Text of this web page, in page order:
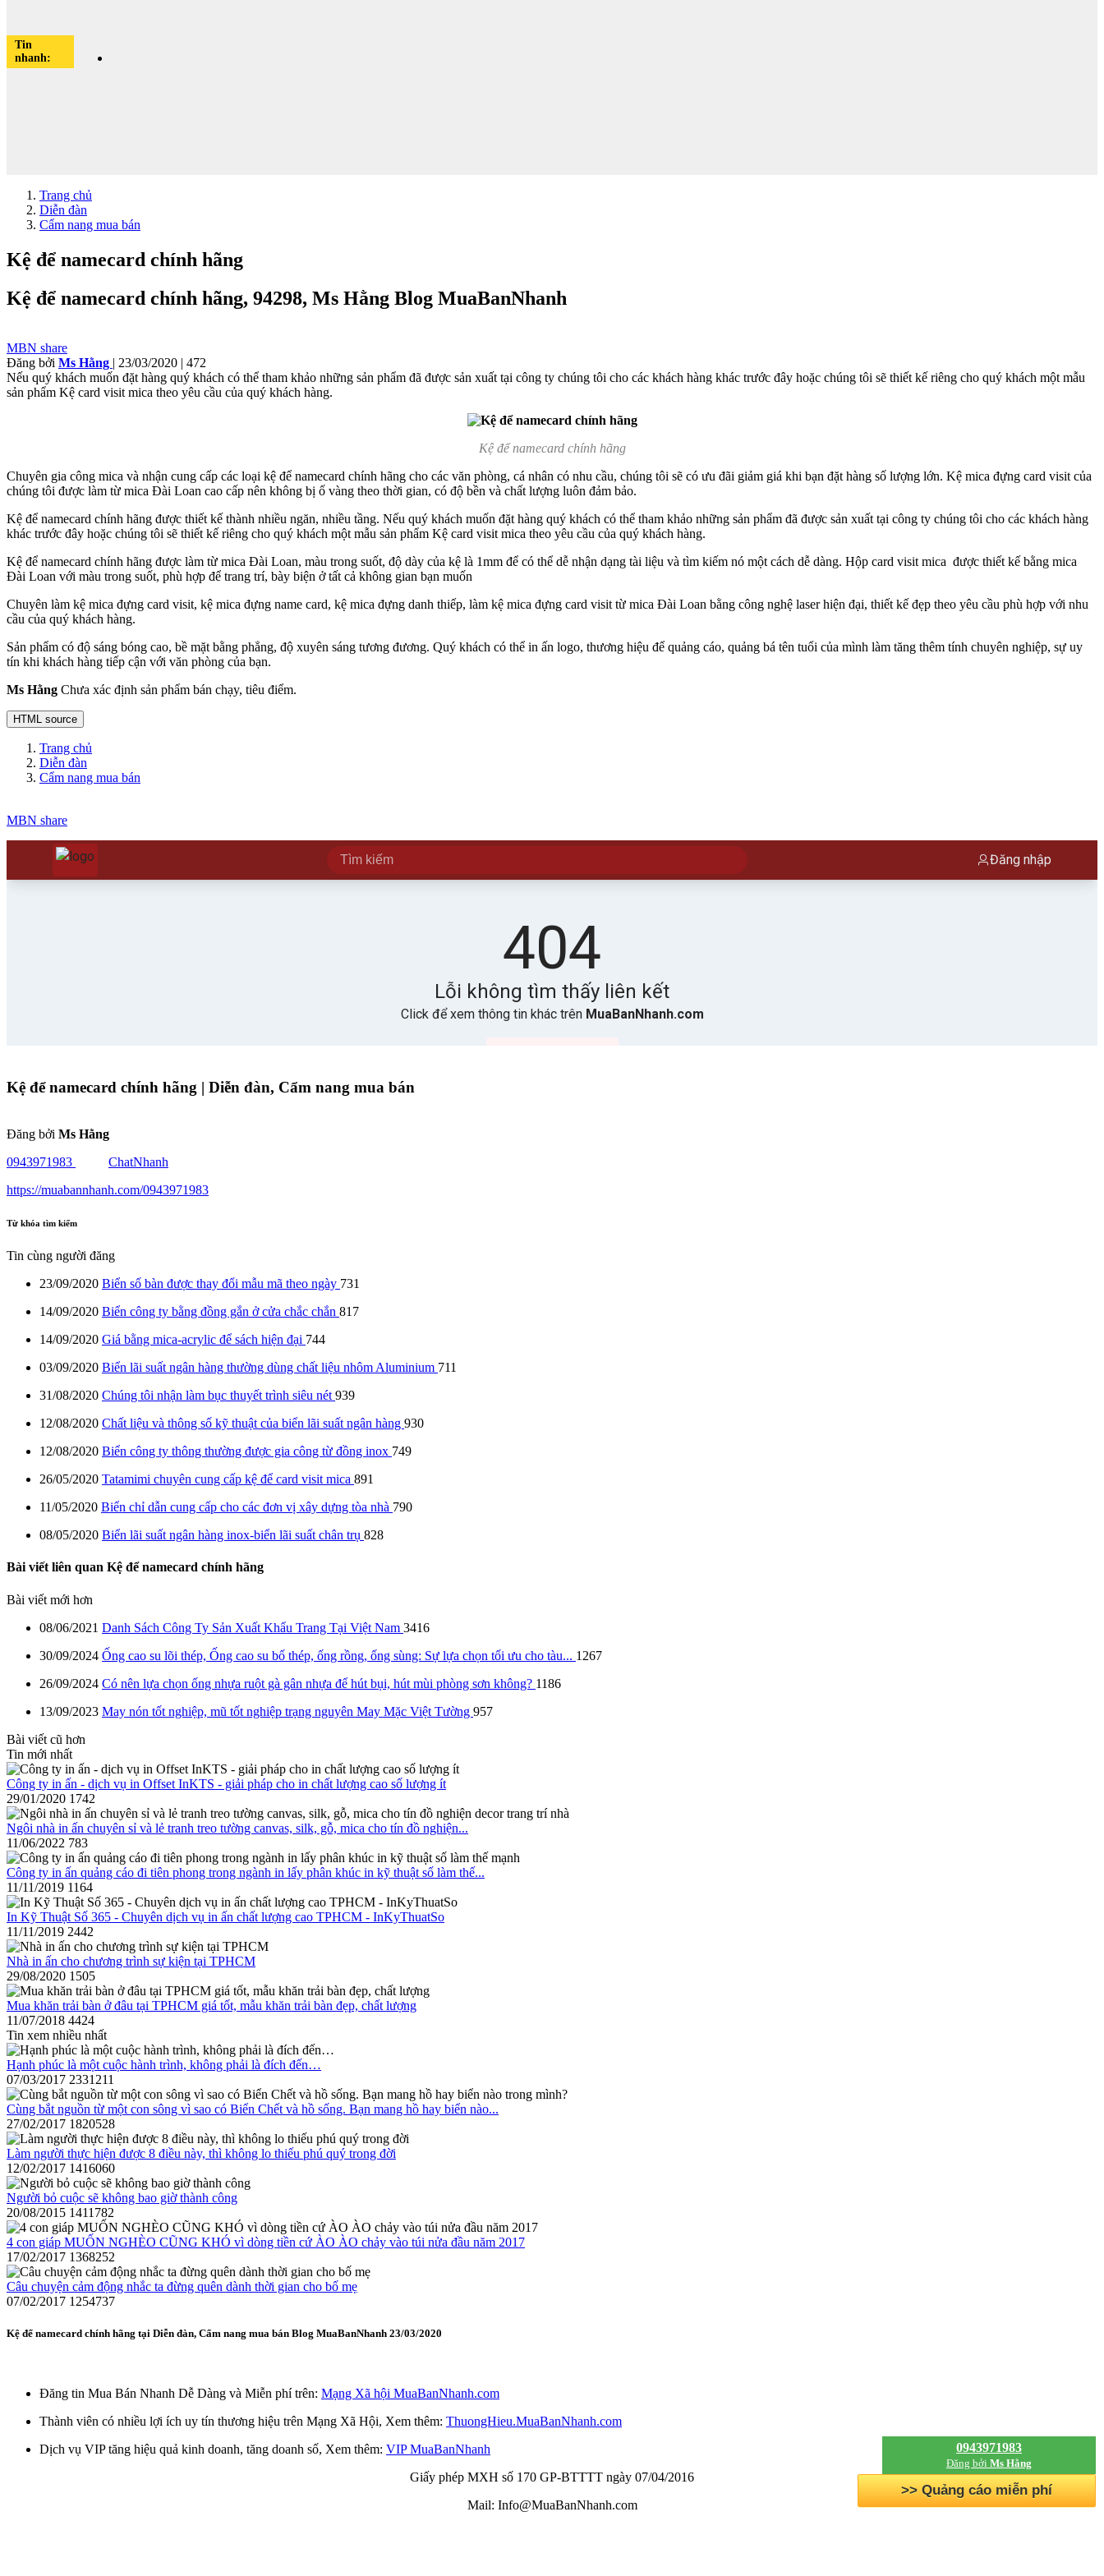
Tin
nhanh:
Trang chủ
Diễn đàn
Cẩm nang mua bán
Kệ để namecard chính hãng
Kệ để namecard chính hãng, 94298, Ms Hằng Blog MuaBanNhanh
MBN share
Đăng bởi Ms Hằng | 23/03/2020 | 472
Nếu quý khách muốn đặt hàng quý khách có thể tham khảo những sản phẩm đã được sản xuất tại công ty chúng tôi cho các khách hàng khác trước đây hoặc chúng tôi sẽ thiết kế riêng cho quý khách một mẫu
sản phẩm Kệ card visit mica theo yêu cầu của quý khách hàng.
Kệ để namecard chính hãng
Chuyên gia công mica và nhận cung cấp các loại kệ để namecard chính hãng cho các văn phòng, cá nhân có nhu cầu, chúng tôi sẽ có ưu đãi giảm giá khi bạn đặt hàng số lượng lớn. Kệ mica đựng card visit của
chúng tôi được làm từ mica Đài Loan cao cấp nên không bị ố vàng theo thời gian, có độ bền và chất lượng luôn đảm bảo.
Kệ để namecard chính hãng được thiết kế thành nhiều ngăn, nhiều tầng. Nếu quý khách muốn đặt hàng quý khách có thể tham khảo những sản phẩm đã được sản xuất tại công ty chúng tôi cho các khách hàng
khác trước đây hoặc chúng tôi sẽ thiết kế riêng cho quý khách một mẫu sản phẩm Kệ card visit mica theo yêu cầu của quý khách hàng.
Kệ để namecard chính hãng được làm từ mica Đài Loan, màu trong suốt, độ dày của kệ là 1mm để có thể dễ nhận dạng tài liệu và tìm kiếm nó một cách dễ dàng. Hộp card visit mica được thiết kế bằng mica
Đài Loan với màu trong suốt, phù hợp để trang trí, bày biện ở tất cả không gian bạn muốn
Chuyên làm kệ mica đựng card visit, kệ mica đựng name card, kệ mica đựng danh thiếp, làm kệ mica đựng card visit từ mica Đài Loan bằng công nghệ laser hiện đại, thiết kế đẹp theo yêu cầu phù hợp với nhu
cầu của quý khách hàng.
Sản phẩm có độ sáng bóng cao, bề mặt bằng phẳng, độ xuyên sáng tương đương. Quý khách có thể in ấn logo, thương hiệu để quảng cáo, quảng bá tên tuổi của mình làm tăng thêm tính chuyên nghiệp, sự uy
tín khi khách hàng tiếp cận với văn phòng của bạn.
Ms Hằng Chưa xác định sản phẩm bán chạy, tiêu điểm.
HTML source
Trang chủ
Diễn đàn
Cẩm nang mua bán
MBN share
Kệ để namecard chính hãng | Diễn đàn, Cẩm nang mua bán
Đăng bởi Ms Hằng
0943971983
ChatNhanh
https://muabannhanh.com/0943971983
Từ khóa tìm kiếm
Tin cùng người đăng
23/09/2020 Biển số bàn được thay đổi mẫu mã theo ngày 731
14/09/2020 Biển công ty bằng đồng gắn ở cửa chắc chắn 817
14/09/2020 Giá bằng mica-acrylic để sách hiện đại 744
03/09/2020 Biển lãi suất ngân hàng thường dùng chất liệu nhôm Aluminium 711
31/08/2020 Chúng tôi nhận làm bục thuyết trình siêu nét 939
12/08/2020 Chất liệu và thông số kỹ thuật của biển lãi suất ngân hàng 930
12/08/2020 Biển công ty thông thường được gia công từ đồng inox 749
26/05/2020 Tatamimi chuyên cung cấp kệ để card visit mica 891
11/05/2020 Biển chỉ dẫn cung cấp cho các đơn vị xây dựng tòa nhà 790
08/05/2020 Biển lãi suất ngân hàng inox-biển lãi suất chân trụ 828
Bài viết liên quan Kệ để namecard chính hãng
Bài viết mới hơn
08/06/2021 Danh Sách Công Ty Sản Xuất Khẩu Trang Tại Việt Nam 3416
30/09/2024 Ống cao su lõi thép, Ống cao su bố thép, ống rồng, ống sùng: Sự lựa chọn tối ưu cho tàu... 1267
26/09/2024 Có nên lựa chọn ống nhựa ruột gà gân nhựa để hút bụi, hút mùi phòng sơn không? 1186
13/09/2023 May nón tốt nghiệp, mũ tốt nghiệp trạng nguyên May Mặc Việt Tường 957
Bài viết cũ hơn
Tin mới nhất
Công ty in ấn - dịch vụ in Offset InKTS - giải pháp cho in chất lượng cao số lượng ít
29/01/2020 1742
Ngôi nhà in ấn chuyên sỉ và lẻ tranh treo tường canvas, silk, gỗ, mica cho tín đồ nghiện...
11/06/2022 783
Công ty in ấn quảng cáo đi tiên phong trong ngành in lấy phân khúc in kỹ thuật số làm thế...
11/11/2019 1164
In Kỹ Thuật Số 365 - Chuyên dịch vụ in ấn chất lượng cao TPHCM - InKyThuatSo
11/11/2019 2442
Nhà in ấn cho chương trình sự kiện tại TPHCM
29/08/2020 1505
Mua khăn trải bàn ở đâu tại TPHCM giá tốt, mẫu khăn trải bàn đẹp, chất lượng
11/07/2018 4424
Tin xem nhiều nhất
Hạnh phúc là một cuộc hành trình, không phải là đích đến…
07/03/2017 2331211
Cùng bắt nguồn từ một con sông vì sao có Biển Chết và hồ sống. Bạn mang hồ hay biển nào...
27/02/2017 1820528
Làm người thực hiện được 8 điều này, thì không lo thiếu phú quý trong đời
12/02/2017 1416060
Người bỏ cuộc sẽ không bao giờ thành công
20/08/2015 1411782
4 con giáp MUỐN NGHÈO CŨNG KHÓ vì dòng tiền cứ ÀO ÀO chảy vào túi nửa đầu năm 2017
17/02/2017 1368252
Câu chuyện cảm động nhắc ta đừng quên dành thời gian cho bố mẹ
07/02/2017 1254737
Kệ để namecard chính hãng tại Diễn đàn, Cẩm nang mua bán Blog MuaBanNhanh 23/03/2020
Đăng tin Mua Bán Nhanh Dễ Dàng và Miễn phí trên: Mạng Xã hội MuaBanNhanh.com
Thành viên có nhiều lợi ích uy tín thương hiệu trên Mạng Xã Hội, Xem thêm: ThuongHieu.MuaBanNhanh.com
Dịch vụ VIP tăng hiệu quả kinh doanh, tăng doanh số, Xem thêm: VIP MuaBanNhanh
Giấy phép MXH số 170 GP-BTTTT ngày 07/04/2016
Mail: Info@MuaBanNhanh.com
0943971983
Đăng bởi Ms Hằng
>> Quảng cáo miễn phí